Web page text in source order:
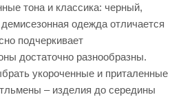
тона и классика: черный,
одежда отличается
подчеркивает
достаточно разнообразны.
укороченные и приталенные
– изделия до середины